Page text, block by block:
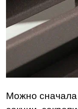
Можно сначала